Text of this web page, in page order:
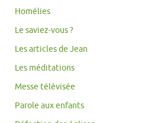
Homélies
Le saviez-vous ?
Les articles de Jean
Les méditations
Messe télévisée
Parole aux enfants